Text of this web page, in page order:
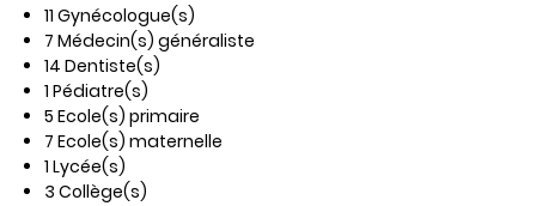
11 Gynécologue(s)
7 Médecin(s) généraliste
14 Dentiste(s)
1 Pédiatre(s)
5 Ecole(s) primaire
7 Ecole(s) maternelle
1 Lycée(s)
3 Collège(s)